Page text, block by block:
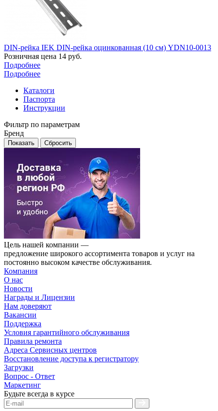
DIN-рейка IEK DIN-рейка оцинкованная (10 см) YDN10-0013
Розничная цена 14 руб.
Подробнее
Подробнее
Каталоги
Паспорта
Инструкции
Фильтр по параметрам
Бренд
Сбросить
Цель нашей компании —
предложение широкого ассортимента товаров и услуг на
постоянно высоком качестве обслуживания.
Компания
О нас
Новости
Награды и Лицензии
Нам доверяют
Вакансии
Поддержка
Условия гарантийного обслуживания
Правила ремонта
Адреса Сервисных центров
Восстановление доступа к регистратору
Загрузки
Вопрос - Ответ
Маркетинг
Будьте всегда в курсе